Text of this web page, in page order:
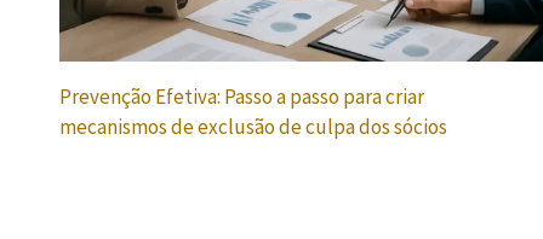
Prevenção Efetiva: Passo a passo para criar
mecanismos de exclusão de culpa dos sócios